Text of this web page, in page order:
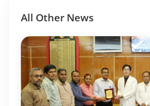
All Other News